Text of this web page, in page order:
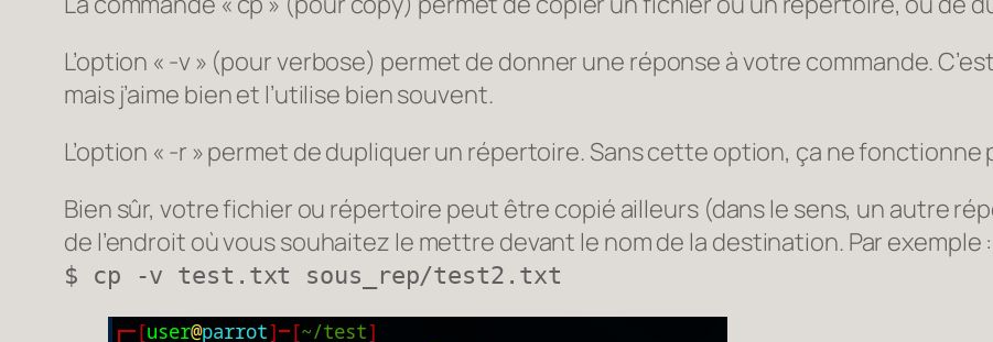
L’option « -v » (pourverbose) permet de donner une réponse à votre commande.
mais j’aime bien et l’utilise bien souvent.
L’option « -r » permet de dupliquer un répertoire. Sans cette option, ça ne fonctionne
Bien sûr, votre fichier ou répertoire peut être copié ailleurs (dans le sens, un autre
de l’endroit où vous souhaitez le mettre devant le nom de la destination. Par exemple :
$ cp -v test.txt sous_rep/test2.txt